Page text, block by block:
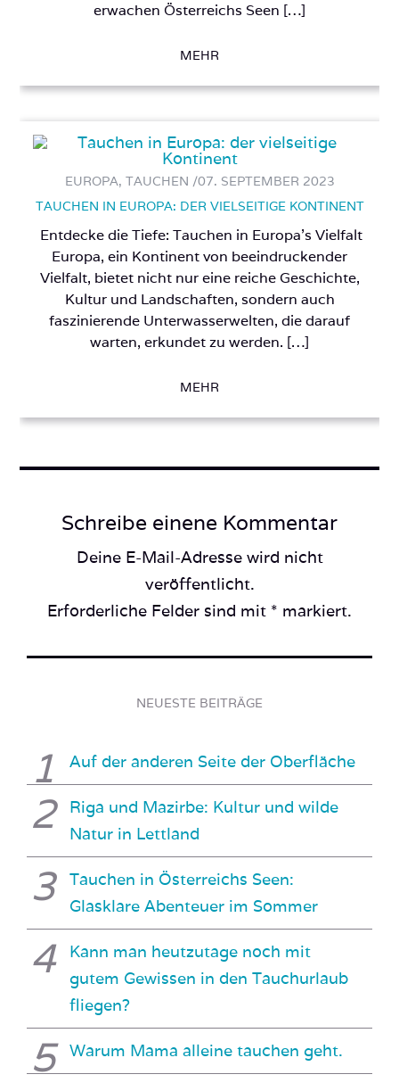
erwachen Österreichs Seen […]
MEHR
EUROPA, TAUCHEN /07. SEPTEMBER 2023
TAUCHEN IN EUROPA: DER VIELSEITIGE KONTINENT
Entdecke die Tiefe: Tauchen in Europa’s Vielfalt
Europa, ein Kontinent von beeindruckender
Vielfalt, bietet nicht nur eine reiche Geschichte,
Kultur und Landschaften, sondern auch
faszinierende Unterwasserwelten, die darauf
warten, erkundet zu werden. […]
MEHR
Schreibe einene Kommentar
Deine E-Mail-Adresse wird nicht
veröffentlicht.
Erforderliche Felder sind mit * markiert.
NEUESTE BEITRÄGE
Auf der anderen Seite der Oberfläche
Riga und Mazirbe: Kultur und wilde
Natur in Lettland
Tauchen in Österreichs Seen:
Glasklare Abenteuer im Sommer
Kann man heutzutage noch mit
gutem Gewissen in den Tauchurlaub
fliegen?
Warum Mama alleine tauchen geht.